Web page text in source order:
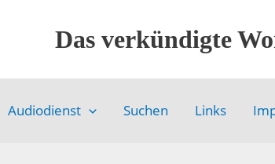
Das verkündigte
Audiodienst Suchen Links